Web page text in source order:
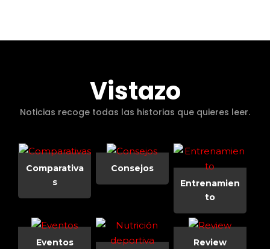
Vistazo
Noticias recoge todas las historias que quieres leer.
Comparativa
s
Consejos
Entrenamien
to
Eventos
Review